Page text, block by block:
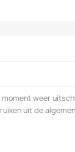
weer
uit de